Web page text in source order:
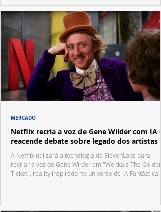
Netflix recria a voz de Gene Wilder com IA e
reacende debate sobre legado dos artistas
A Netflix utilizará a tecnologia da ElevenLabs para
recriar a voz de Gene Wilder em "Wonka's The Golden
Ticket", reality inspirado no universo de "A Fantástica
MERCADO